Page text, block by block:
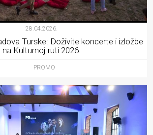
28.04.2026.
Turske: Doživite koncerte i izložbe
na Kulturnoj ruti 2026.
PROMO